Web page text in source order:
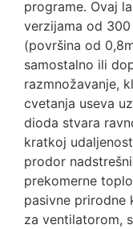
programe. Ovaj
verzijama od
(površina od
samostalno ili
razmnožavanje,
cvetanja useva
dioda stvara
kratkoj
prodor
prekomerne
pasivne prirodne
za ventilatorom,